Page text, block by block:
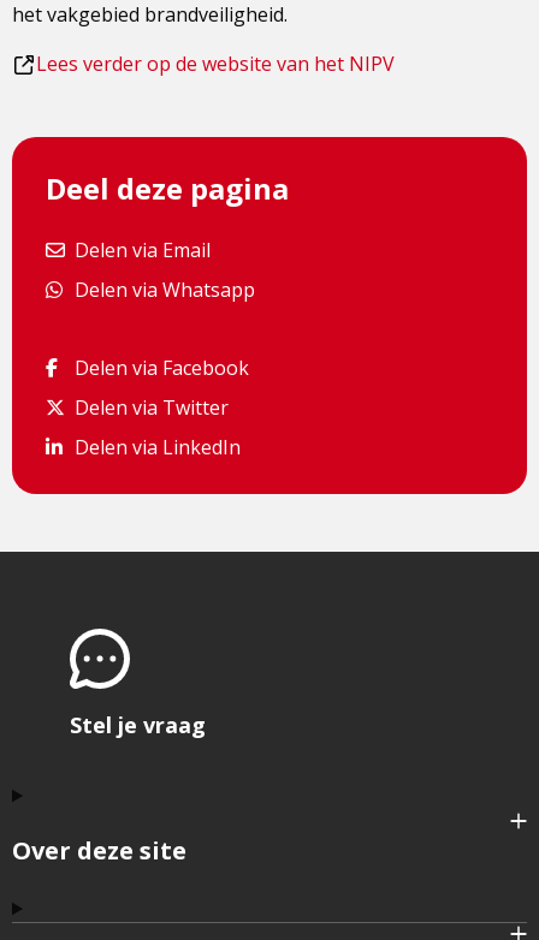
het vakgebied brandveiligheid.
Dit
externe
pagina
Lees verder op de website van het NIPV
Deel deze pagina
Delen via Email
Delen via Email
Delen via Whatsapp
Delen via Whatsapp
Delen via Facebook
Delen via Facebook
Delen via Twitter
Delen via Twitter
Delen via LinkedIn
Delen via LinkedIn
Over deze site
Stel je vraag